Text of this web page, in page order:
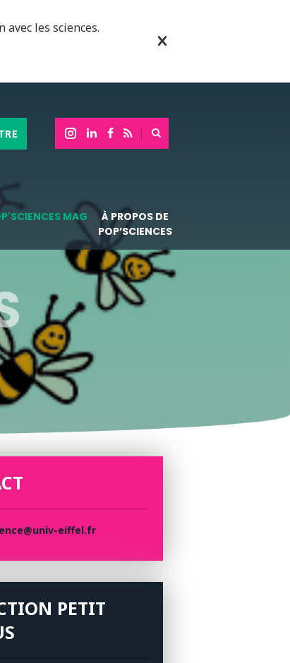
avec les sciences.
MAG
À PROPOS DE
POP’SCIENCES
eiffel.fr
PETIT